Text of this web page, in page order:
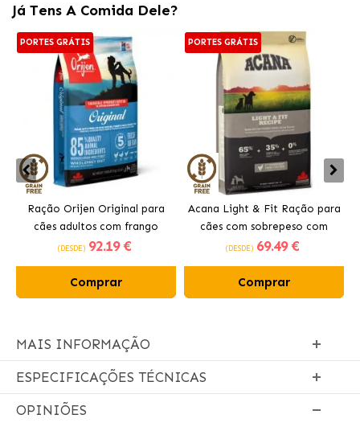
Já Tens A Comida Dele?
PORTES GRÁTIS
Ração Orijen Original para
cães adultos com frango
(DESDE) 92.19 €
Comprar
PORTES GRÁTIS
Acana Light & Fit Ração para
cães com sobrepeso com
frango fresco
(DESDE) 69.49 €
Comprar
MAIS INFORMAÇÃO
ESPECIFICAÇÕES TÉCNICAS
OPINIÕES